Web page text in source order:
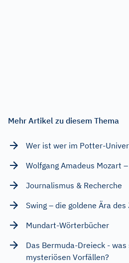
Mehr Artikel zu diesem Thema
Wer ist wer im Potter-
Wolfgang Amadeus Mozart
Journalismus & Recherche
Swing – die goldene Ära des
Mundart-Wörterbücher
Das Bermuda-Dreieck -
mysteriösen Vorfällen?